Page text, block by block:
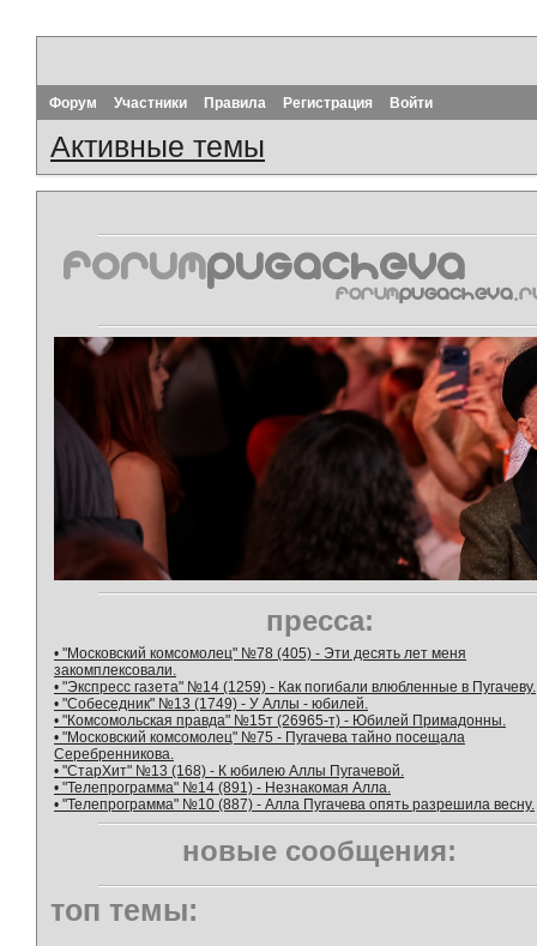
Форум Участники Правила Регистрация Войти
Активные темы
пресса:
• "Московский комсомолец" №78 (405) - Эти десять лет меня
закомплексовали.
• "Экспресс газета" №14 (1259) - Как погибали влюбленные в Пугачеву.
• "Собеседник" №13 (1749) - У Аллы - юбилей.
• "Комсомольская правда" №15т (26965-т) - Юбилей Примадонны.
• "Московский комсомолец" №75 - Пугачева тайно посещала
Серебренникова.
• "СтарХит" №13 (168) - К юбилею Аллы Пугачевой.
• "Телепрограмма" №14 (891) - Незнакомая Алла.
• "Телепрограмма" №10 (887) - Алла Пугачева опять разрешила весну.
новые сообщения:
топ темы: